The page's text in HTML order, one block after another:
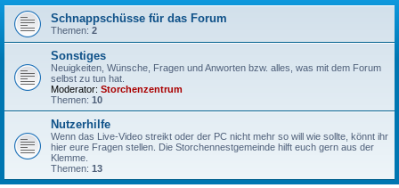
Schnappschüsse für das Forum
Themen: 2
Sonstiges
Neuigkeiten, Wünsche, Fragen und Anworten bzw. alles, was mit dem Forum
selbst zu tun hat.
Moderator: Storchenzentrum
Themen: 10
Nutzerhilfe
Wenn das Live-Video streikt oder der PC nicht mehr so will wie sollte, könnt ihr
hier eure Fragen stellen. Die Storchennestgemeinde hilft euch gern aus der
Klemme.
Themen: 13